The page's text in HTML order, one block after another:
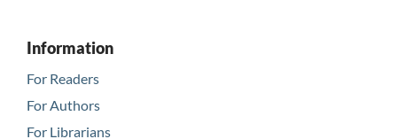
Information
For Readers
For Authors
For Librarians